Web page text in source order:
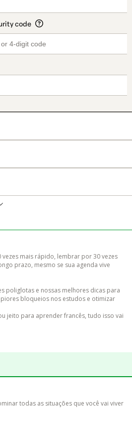
vezes mais rápido, lembrar por 30 vezes
prazo, mesmo se sua agenda vive
poliglotas e nossas melhores dicas para
bloqueios nos estudos e otimizar
jeito para aprender francês, tudo isso vai
todas as situações que você vai viver